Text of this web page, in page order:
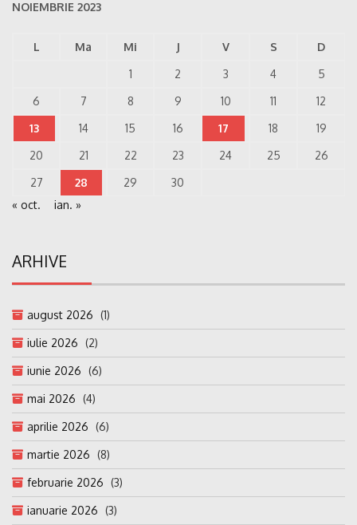
NOIEMBRIE 2023
L Ma Mi J V S
D
1
2 3 4
5
6
7 8 9 10 11
12
13
14 15 16 17 18
19
20
21 22 23 24 25
26
27
28 29
30
« oct.
ian. »
ARHIVE
august 2026 (1)
iulie 2026 (2)
iunie 2026 (6)
mai 2026 (4)
aprilie 2026 (6)
martie 2026 (8)
februarie 2026 (3)
ianuarie 2026 (3)